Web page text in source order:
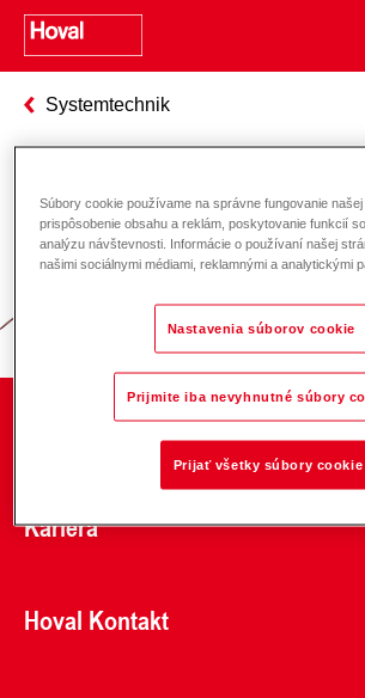
Systemtechnik
Zodpovednosť za
prostredie
O spoločnosti
Kariéra
Hoval Kontakt
Súbory cookie používame na správne fungovanie našej
prispôsobenie obsahu a reklám, poskytovanie funkcií
analýzu návštevnosti. Informácie o používaní našej
našimi sociálnymi médiami, reklamnými a analytickými
Nastavenia súborov cookie
Prijmite iba nevyhnutné súbory
Prijať všetky súbory cookie